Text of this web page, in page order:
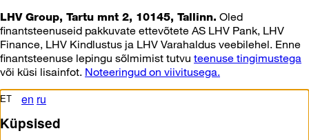
LHV Group, Tartu mnt 2, 10145, Tallinn. Oled
finantsteenuseid pakkuvate ettevõtete AS LHV Pank, LHV
Finance, LHV Kindlustus ja LHV Varahaldus veebilehel. Enne
finantsteenuse lepingu sõlmimist tutvu teenuse tingimustega
või küsi lisainfot. Noteeringud on viivitusega.
ET en ru
Küpsised